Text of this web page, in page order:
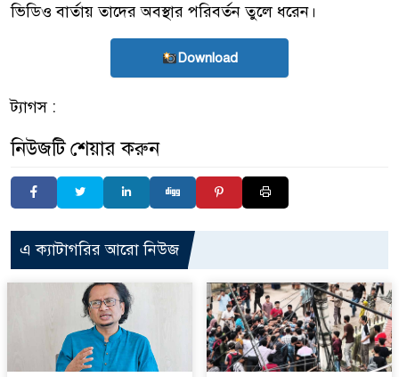
ভিডিও বার্তায় তাদের অবস্থার পরিবর্তন তুলে ধরেন।
Download
ট্যাগস :
নিউজটি শেয়ার করুন
এ ক্যাটাগরির আরো নিউজ